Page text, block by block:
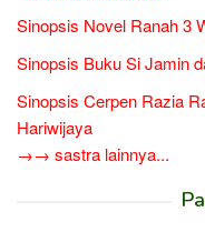
Sinopsis Novel Ranah 3
Sinopsis Buku Si Jamin
Sinopsis Cerpen Razia
Hariwijaya
→→ sastra lainnya...